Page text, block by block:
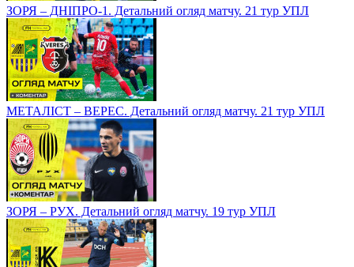
ЗОРЯ – ДНІПРО-1. Детальний огляд матчу. 21 тур УПЛ
МЕТАЛІСТ – ВЕРЕС. Детальний огляд матчу. 21 тур УПЛ
ЗОРЯ – РУХ. Детальний огляд матчу. 19 тур УПЛ